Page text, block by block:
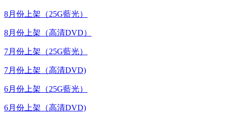
8月份上架（25G藍光）
8月份上架（高清DVD）
7月份上架（25G藍光）
7月份上架（高清DVD)
6月份上架（25G藍光）
6月份上架（高清DVD)